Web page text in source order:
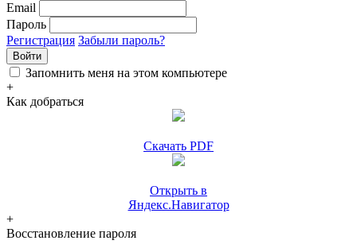
Email
Пароль
Регистрация Забыли пароль?
Войти
Запомнить меня на этом компьютере
+
Как добраться
Скачать PDF
Открыть в
Яндекс.Навигатор
+
Восстановление пароля